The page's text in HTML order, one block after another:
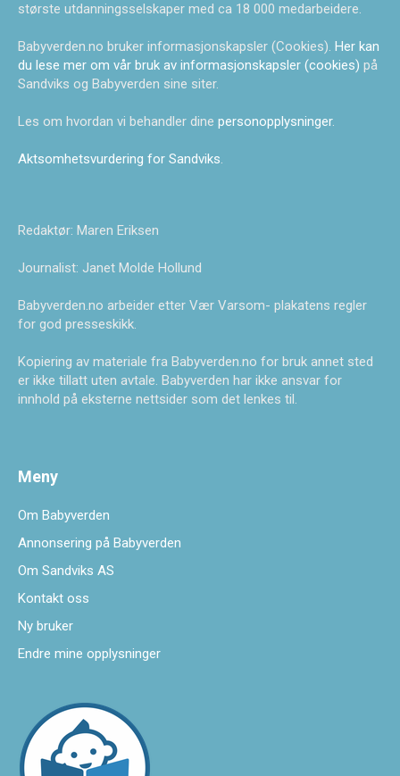
største utdanningsselskaper med ca 18 000 medarbeidere.
Babyverden.no bruker informasjonskapsler (Cookies). Her kan
du lese mer om vår bruk av informasjonskapsler (cookies) på
Sandviks og Babyverden sine siter.
Les om hvordan vi behandler dine personopplysninger.
Aktsomhetsvurdering for Sandviks.
Redaktør: Maren Eriksen
Journalist: Janet Molde Hollund
Babyverden.no arbeider etter Vær Varsom- plakatens regler
for god presseskikk.
Kopiering av materiale fra Babyverden.no for bruk annet sted
er ikke tillatt uten avtale. Babyverden har ikke ansvar for
innhold på eksterne nettsider som det lenkes til.
Meny
Om Babyverden
Annonsering på Babyverden
Om Sandviks AS
Kontakt oss
Ny bruker
Endre mine opplysninger